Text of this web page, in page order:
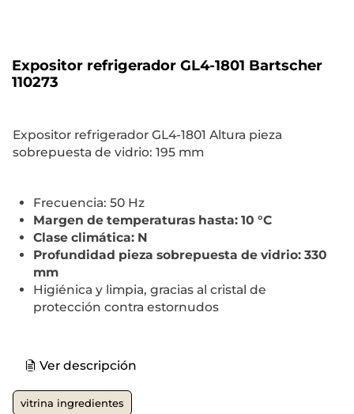
Expositor refrigerador GL4-1801 Bartscher
110273
Expositor refrigerador GL4-1801 Altura pieza
sobrepuesta de vidrio: 195 mm
Frecuencia: 50 Hz
Margen de temperaturas hasta: 10 °C
Clase climática: N
Profundidad pieza sobrepuesta de vidrio: 330
mm
Higiénica y limpia, gracias al cristal de
protección contra estornudos
Ver descripción
vitrina ingredientes